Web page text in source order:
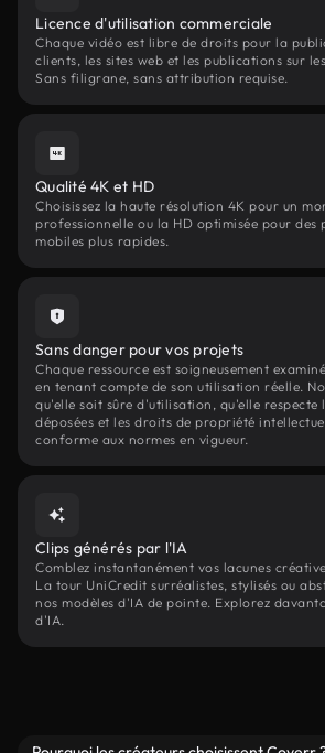
Licence d'utilisation commerciale
Chaque vidéo est libre de droits pour la
clients, les sites web et les publications sur
Sans filigrane, sans attribution requise.
Qualité 4K et HD
Choisissez la haute résolution 4K pour un
professionnelle ou la HD optimisée pour des
mobiles plus rapides.
Sans danger pour vos projets
Chaque ressource est soigneusement
en tenant compte de son utilisation réelle.
qu'elle soit sûre d'utilisation, qu'elle respecte
déposées et les droits de propriété
conforme aux normes en vigueur.
Clips générés par l'IA
Comblez instantanément vos lacunes
La tour UniCredit surréalistes, stylisés ou
nos modèles d'IA de pointe. Explorez
d'IA.